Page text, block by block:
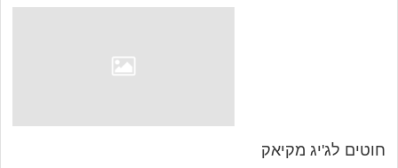
חוטים לג'יג מקיאק